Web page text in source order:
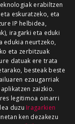
erabiltzen
eskuratzeko, eta
IP helbidea,
iragarki eta eduki
edukia neurtzeko,
eta zerbitzuak
datuak ere trata
besteak beste
ezaugarriak
zaizkio.
legitimoa oinarri
duzu Iragarkien
ken dezakezu